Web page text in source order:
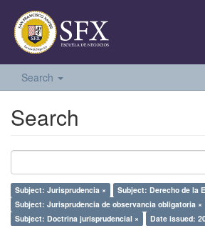
Search
Search
Subject: Jurisprudencia ×
Subject: Derecho de la
Subject: Jurisprudencia de observancia obligatoria ×
Subject: Doctrina jurisprudencial ×
Date issued: